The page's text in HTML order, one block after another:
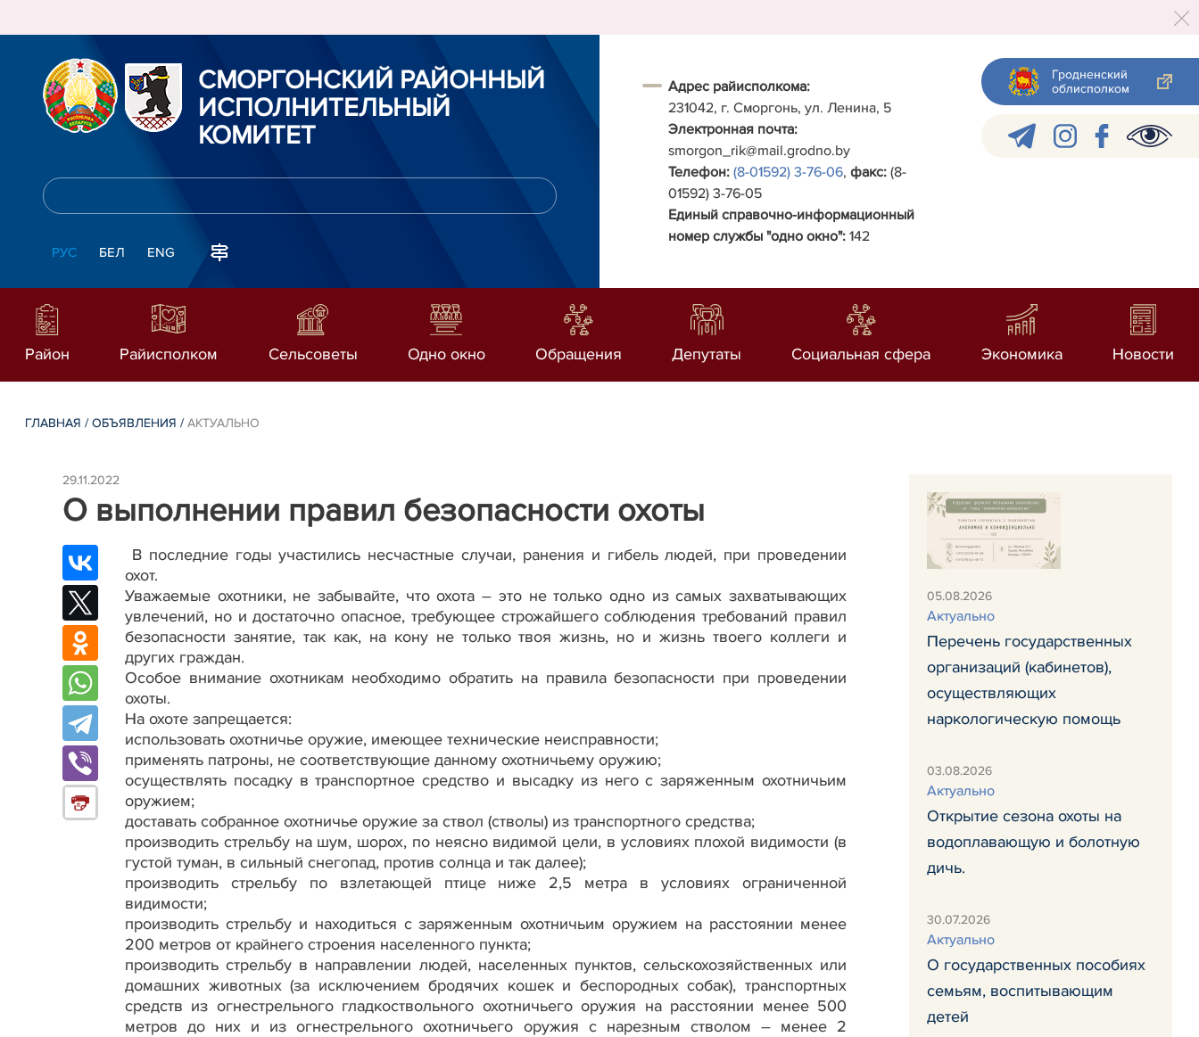
СМОРГОНСКИЙ РАЙОННЫЙ
ИСПОЛНИТЕЛЬНЫЙ
КОМИТЕТ
РУС БЕЛ ENG
Адрес райисполкома:
231042, г. Сморгонь, ул. Ленина, 5
Электронная почта:
smorgon_rik@mail.grodno.by
Телефон: (8-01592) 3-76-06, факс: (8-
01592) 3-76-05
Единый справочно-информационный
номер службы "одно окно": 142
Гродненский
облисполком
Район Райисполком Сельсоветы Одно окно Обращения Депутаты Социальная сфера Экономика Новости
ГЛАВНАЯ /ОБЪЯВЛЕНИЯ /АКТУАЛЬНО
29.11.2022
О выполнении правил безопасности охоты
В последние годы участились несчастные случаи, ранения и гибель людей, при проведении
охот.
Уважаемые охотники, не забывайте, что охота – это не только одно из самых захватывающих
увлечений, но и достаточно опасное, требующее строжайшего соблюдения требований правил
безопасности занятие, так как, на кону не только твоя жизнь, но и жизнь твоего коллеги и
других граждан.
Особое внимание охотникам необходимо обратить на правила безопасности при проведении
охоты.
На охоте запрещается:
использовать охотничье оружие, имеющее технические неисправности;
применять патроны, не соответствующие данному охотничьему оружию;
осуществлять посадку в транспортное средство и высадку из него с заряженным охотничьим
оружием;
доставать собранное охотничье оружие за ствол (стволы) из транспортного средства;
производить стрельбу на шум, шорох, по неясно видимой цели, в условиях плохой видимости (в
густой туман, в сильный снегопад, против солнца и так далее);
производить стрельбу по взлетающей птице ниже 2,5 метра в условиях ограниченной
видимости;
производить стрельбу и находиться с заряженным охотничьим оружием на расстоянии менее
200 метров от крайнего строения населенного пункта;
производить стрельбу в направлении людей, населенных пунктов, сельскохозяйственных или
домашних животных (за исключением бродячих кошек и беспородных собак), транспортных
средств из огнестрельного гладкоствольного охотничьего оружия на расстоянии менее 500
метров до них и из огнестрельного охотничьего оружия с нарезным стволом – менее 2
05.08.2026
Актуально
Перечень государственных
организаций (кабинетов),
осуществляющих
наркологическую помощь
03.08.2026
Актуально
Открытие сезона охоты на
водоплавающую и болотную
дичь.
30.07.2026
Актуально
О государственных пособиях
семьям, воспитывающим
детей